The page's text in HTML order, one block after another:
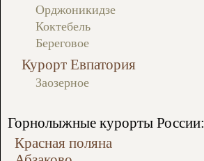
Орджоникидзе
Коктебель
Береговое
Курорт Евпатория
Заозерное
Горнолыжные курорты России:
Красная поляна